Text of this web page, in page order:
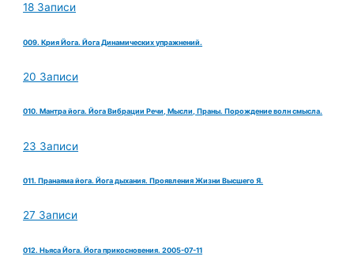
18 Записи
009. Крия Йога. Йога Динамических упражнений.
20 Записи
010. Мантра йога. Йога Вибрации Речи, Мысли, Праны. Порождение волн смысла.
23 Записи
011. Пранаяма йога. Йога дыхания. Проявления Жизни Высшего Я.
27 Записи
012. Ньяса Йога. Йога прикосновения. 2005-07-11